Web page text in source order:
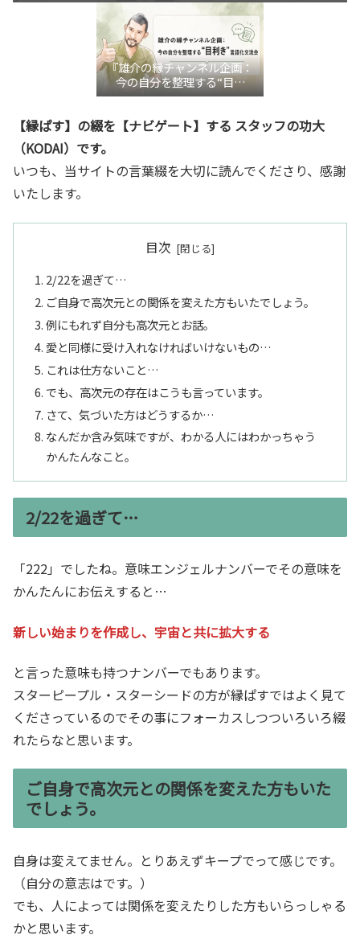
『雄介の縁チャンネル企画：
今の自分を整理する“目利
き”言語化交流会』
【縁ぱす】の綴を【ナビゲート】する スタッフの功大
（KODAI）です。
いつも、当サイトの言葉綴を大切に読んでくださり、感謝
いたします。
目次
2/22を過ぎて…
ご自身で高次元との関係を変えた方もいたでしょう。
例にもれず自分も高次元とお話。
愛と同様に受け入れなければいけないもの…
これは仕方ないこと…
でも、高次元の存在はこうも言っています。
さて、気づいた方はどうするか…
なんだか含み気味ですが、わかる人にはわかっちゃう
かんたんなこと。
2/22を過ぎて…
「222」でしたね。意味エンジェルナンバーでその意味を
かんたんにお伝えすると…
新しい始まりを作成し、宇宙と共に拡大する
と言った意味も持つナンバーでもあります。
スターピープル・スターシードの方が縁ぱすではよく見て
くださっているのでその事にフォーカスしつついろいろ綴
れたらなと思います。
ご自身で高次元との関係を変えた方もいた
でしょう。
自身は変えてません。とりあえずキープでって感じです。
（自分の意志はです。）
でも、人によっては関係を変えたりした方もいらっしゃる
かと思います。